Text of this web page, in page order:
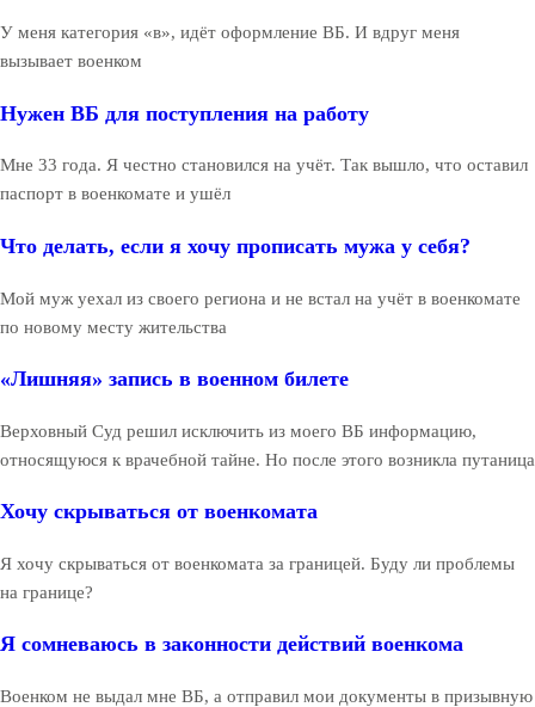
У меня категория «в», идёт оформление ВБ. И вдруг меня
вызывает военком
Нужен ВБ для поступления на работу
Мне 33 года. Я честно становился на учёт. Так вышло, что оставил
паспорт в военкомате и ушёл
Что делать, если я хочу прописать мужа у себя?
Мой муж уехал из своего региона и не встал на учёт в военкомате
по новому месту жительства
«Лишняя» запись в военном билете
Верховный Суд решил исключить из моего ВБ информацию,
относящуюся к врачебной тайне. Но после этого возникла путаница
Хочу скрываться от военкомата
Я хочу скрываться от военкомата за границей. Буду ли проблемы
на границе?
Я сомневаюсь в законности действий военкома
Военком не выдал мне ВБ, а отправил мои документы в призывную